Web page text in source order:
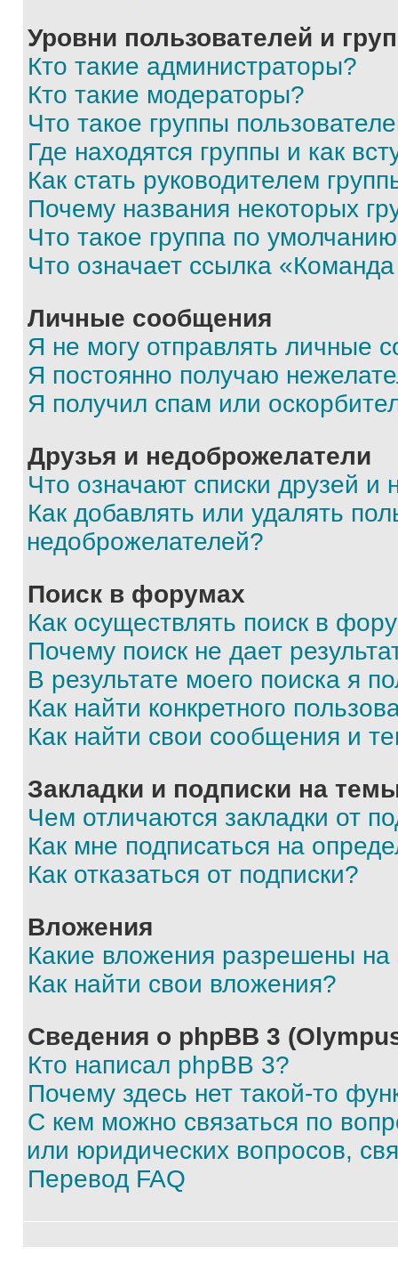
Уровни пользователей и
Кто такие администраторы?
Кто такие модераторы?
Что такое группы
Где находятся группы и как
Как стать руководителем
Почему названия некоторых
Что такое группа по
Что означает ссылка
Личные сообщения
Я не могу отправлять личные
Я постоянно получаю
Я получил спам или
Друзья и недоброжелатели
Что означают списки друзей и
Как добавлять или удалять
недоброжелателей?
Поиск в форумах
Как осуществлять поиск в
Почему поиск не дает
В результате моего поиска я
Как найти конкретного
Как найти свои сообщения и
Закладки и подписки на
Чем отличаются закладки от
Как мне подписаться на
Как отказаться от подписки?
Вложения
Какие вложения разрешены
Как найти свои вложения?
Сведения о phpBB 3
Кто написал phpBB 3?
Почему здесь нет такой-то
С кем можно связаться по
или юридических вопросов,
Перевод FAQ